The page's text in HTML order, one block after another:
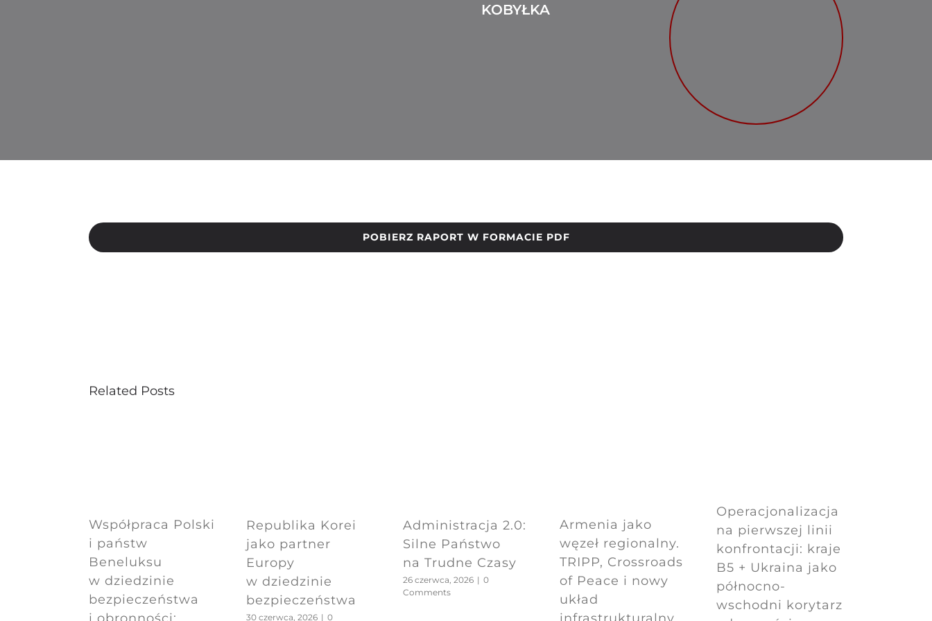
KOBYŁKA
POBIERZ RAPORT W FORMACIE PDF
Related Posts
Współpraca Polski
i państw
Beneluksu
w dziedzinie
bezpieczeństwa
Republika Korei
jako partner
Europy
w dziedzinie
bezpieczeństwa
30 czerwca, 2026 | 0
Administracja 2.0:
Silne Państwo
na Trudne Czasy
26 czerwca, 2026 | 0
Comments
Armenia jako
węzeł regionalny.
TRIPP, Crossroads
of Peace i nowy
układ
Operacjonalizacja
na pierwszej linii
konfrontacji: kraje
B5 + Ukraina jako
północno-
wschodni korytarz